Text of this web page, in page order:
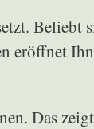
Beliebt
eröffnet
Das